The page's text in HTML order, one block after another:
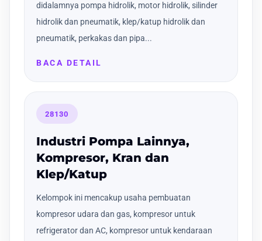
didalamnya pompa hidrolik, motor hidrolik, silinder
hidrolik dan pneumatik, klep/katup hidrolik dan
pneumatik, perkakas dan pipa...
BACA DETAIL
28130
Industri Pompa Lainnya,
Kompresor, Kran dan
Klep/Katup
Kelompok ini mencakup usaha pembuatan
kompresor udara dan gas, kompresor untuk
refrigerator dan AC, kompresor untuk kendaraan